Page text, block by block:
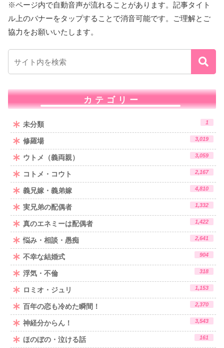
※ページ内で自動音声が流れることがあります。記事タイト
ル上のバナーをタップすることで消音可能です。ご理解とご
協力をお願いいたします。
カテゴリー
未分類 1
修羅場 3,019
ウトメ（義両親） 3,059
コトメ・コウト 2,167
義兄嫁・義弟嫁 4,810
実兄弟の配偶者 1,332
真のエネミーは配偶者 1,422
悩み・相談・愚痴 2,641
不幸な結婚式 904
浮気・不倫 318
ロミオ・ジュリ 1,153
百年の恋も冷めた瞬間！ 2,370
神経分からん！ 3,543
ほのぼの・泣ける話 161